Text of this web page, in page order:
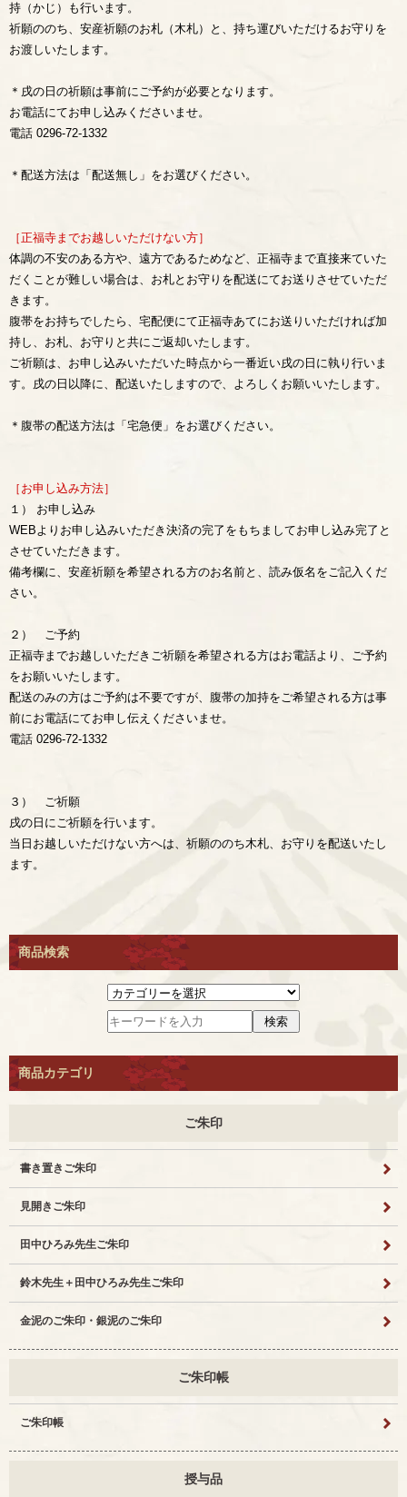
持（かじ）も行います。
祈願ののち、安産祈願のお札（木札）と、持ち運びいただけるお守りを
お渡しいたします。
＊戌の日の祈願は事前にご予約が必要となります。
お電話にてお申し込みくださいませ。
電話 0296-72-1332
＊配送方法は「配送無し」をお選びください。
［正福寺までお越しいただけない方］
体調の不安のある方や、遠方であるためなど、正福寺まで直接来ていた
だくことが難しい場合は、お札とお守りを配送にてお送りさせていただ
きます。
腹帯をお持ちでしたら、宅配便にて正福寺あてにお送りいただければ加
持し、お札、お守りと共にご返却いたします。
ご祈願は、お申し込みいただいた時点から一番近い戌の日に執り行いま
す。戌の日以降に、配送いたしますので、よろしくお願いいたします。
＊腹帯の配送方法は「宅急便」をお選びください。
［お申し込み方法］
１） お申し込み
WEBよりお申し込みいただき決済の完了をもちましてお申し込み完了と
させていただきます。
備考欄に、安産祈願を希望される方のお名前と、読み仮名をご記入くだ
さい。
２） ご予約
正福寺までお越しいただきご祈願を希望される方はお電話より、ご予約
をお願いいたします。
配送のみの方はご予約は不要ですが、腹帯の加持をご希望される方は事
前にお電話にてお申し伝えくださいませ。
電話 0296-72-1332
３） ご祈願
戌の日にご祈願を行います。
当日お越しいただけない方へは、祈願ののち木札、お守りを配送いたし
ます。
商品検索
商品カテゴリ
ご朱印
書き置きご朱印
見開きご朱印
田中ひろみ先生ご朱印
鈴木先生＋田中ひろみ先生ご朱印
金泥のご朱印・銀泥のご朱印
ご朱印帳
ご朱印帳
授与品